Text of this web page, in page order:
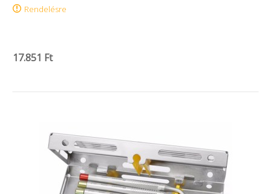
Rendelésre
17.851 Ft